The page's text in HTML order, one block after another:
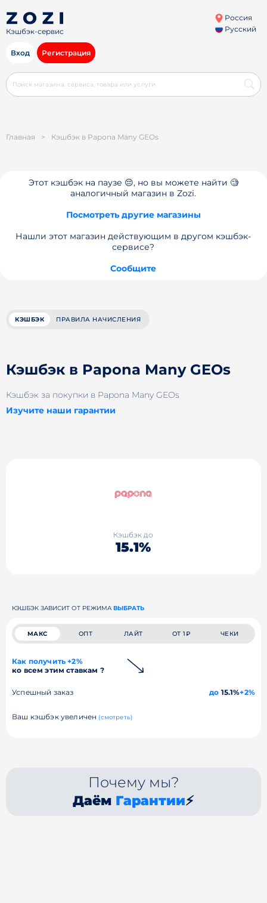
Кэшбэк-сервис
Россия
Русский
Вход Регистрация
Главная > Кэшбэк в Papona Many GEOs
Этот кэшбэк на паузе 😔, но вы можете найти 🧐
аналогичный магазин в Zozi.
Посмотреть другие магазины
Нашли этот магазин действующим в другом кэшбэк-
сервисе?
Сообщите
КЭШБЭК ПРАВИЛА НАЧИСЛЕНИЯ
Кэшбэк в Papona Many GEOs
Кэшбэк за покупки в Papona Many GEOs
Изучите наши гарантии
Кэшбэк до
15.1%
КЭШБЭК ЗАВИСИТ ОТ РЕЖИМА ВЫБРАТЬ
МАКС ОПТ ЛАЙТ ОТ 1₽ ЧЕКИ
Как получить +2%
ко всем этим ставкам ?
Успешный заказ до 15.1%+2%
Ваш кэшбэк увеличен (смотреть)
Почему мы?
Даём Гарантии⚡